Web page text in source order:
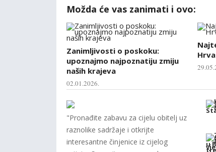
Možda će vas zanimati i ovo:
Zanimljivosti o poskoku:
upoznajmo najpoznatiju zmiju
naših krajeva
02.01.2026.
"Pronađite zabavu za cijelu obitelj uz
raznolike sadržaje i otkrijte
interesantne činjenice iz cijelog